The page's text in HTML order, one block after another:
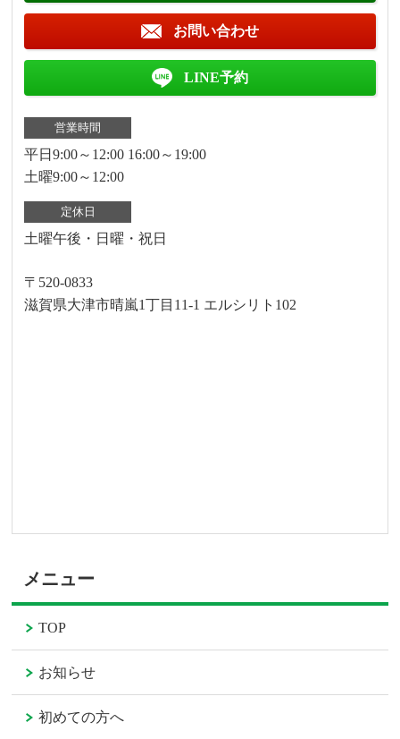
お問い合わせ
LINE予約
営業時間
平日9:00～12:00 16:00～19:00
土曜9:00～12:00
定休日
土曜午後・日曜・祝日
〒520-0833
滋賀県大津市晴嵐1丁目11-1 エルシリト102
メニュー
TOP
お知らせ
初めての方へ